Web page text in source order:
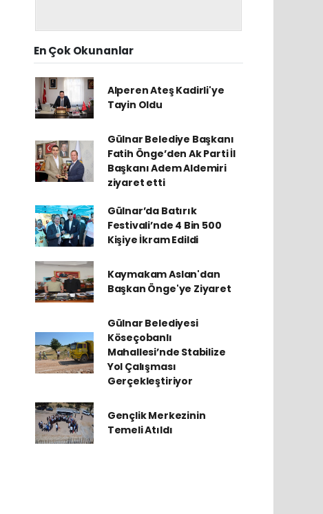
En Çok Okunanlar
Alperen Ateş Kadirli'ye
Tayin Oldu
Gülnar Belediye Başkanı
Fatih Önge’den Ak Parti İl
Başkanı Adem Aldemiri
ziyaret etti
Gülnar’da Batırık
Festivali’nde 4 Bin 500
Kişiye İkram Edildi
Kaymakam Aslan'dan
Başkan Önge'ye Ziyaret
Gülnar Belediyesi
Köseçobanlı
Mahallesi’nde Stabilize
Yol Çalışması
Gerçekleştiriyor
Gençlik Merkezinin
Temeli Atıldı